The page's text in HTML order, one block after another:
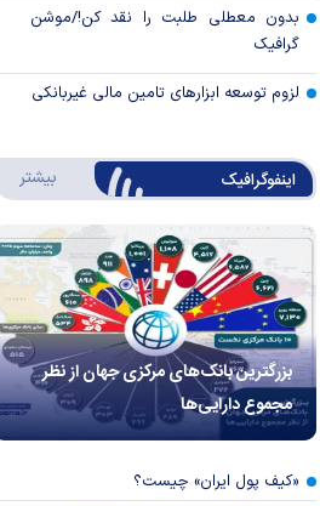
بدون معطلی طلبت را نقد کن!/موشن
گرافیک
لزوم توسعه ابزارهای تامین مالی غیربانکی
اینفوگرافیک بیشتر
بزرگترین بانک‌های مرکزی جهان از نظر
مجموع دارایی‌ها
«کیف پول ایران» چیست؟